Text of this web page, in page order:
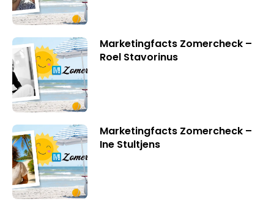
Marketingfacts Zomercheck –
Roel Stavorinus
Marketingfacts Zomercheck –
Ine Stultjens